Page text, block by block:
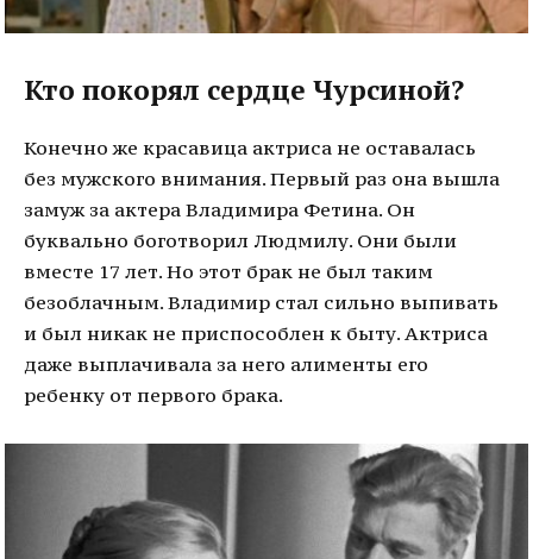
Кто покорял сердце Чурсиной?
Конечно же красавица актриса не оставалась
без мужского внимания. Первый раз она вышла
замуж за актера Владимира Фетина. Он
буквально боготворил Людмилу. Они были
вместе 17 лет. Но этот брак не был таким
безоблачным. Владимир стал сильно выпивать
и был никак не приспособлен к быту. Актриса
даже выплачивала за него алименты его
ребенку от первого брака.